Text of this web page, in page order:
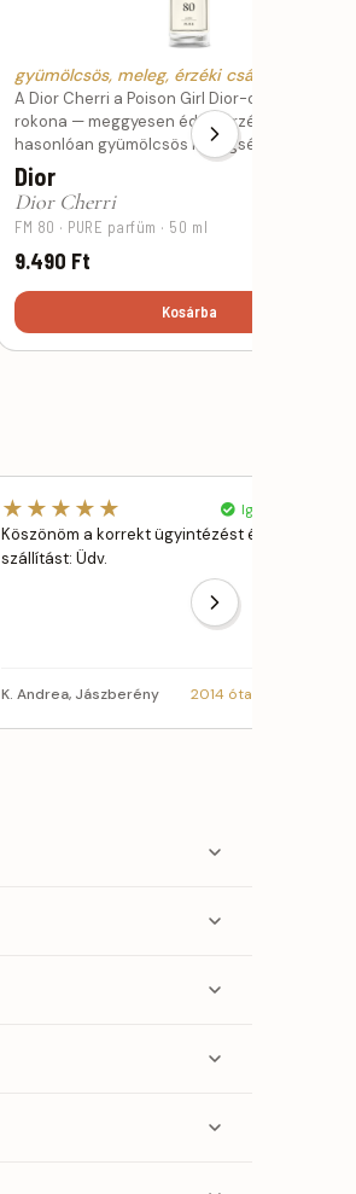
gyümölcsös, meleg, érzéki csábítás
A Dior Cherri a Poison Girl Dior-családbeli
rokona — meggyesen édes, érzéki és vonzó,
hasonlóan gyümölcsös melegséggel.
Dior
Dior Cherri
FM 80 · PURE parfüm · 50 ml
9.490 Ft
Kosárba
★★★★★ Igazolt vásárló
Köszönöm a korrekt ügyintézést és gyors
szállítást: Üdv.
K. Andrea, Jászberény 2014 óta törzsvásárló